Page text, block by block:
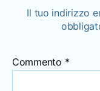
Il tuo indirizzo
Commento *